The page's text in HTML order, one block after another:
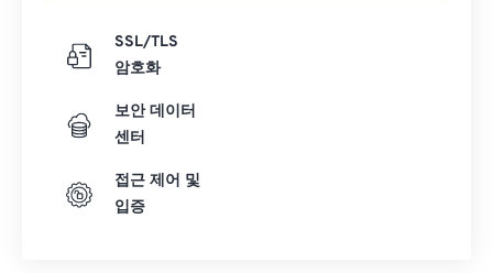
SSL/TLS
암호화
보안 데이터
센터
접근 제어 및
입증